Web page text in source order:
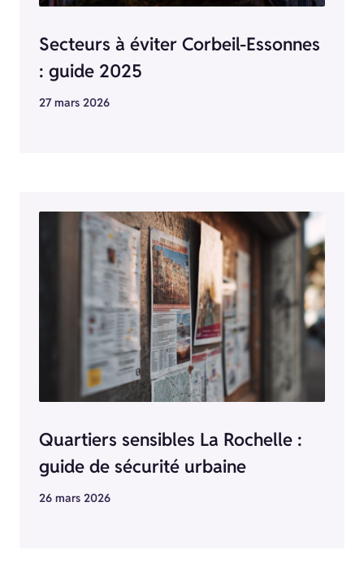
Secteurs à éviter Corbeil-Essonnes
: guide 2025
27 mars 2026
Quartiers sensibles La Rochelle :
guide de sécurité urbaine
26 mars 2026